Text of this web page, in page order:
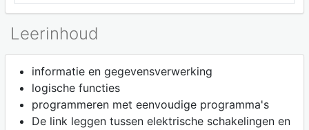
Leerinhoud
informatie en gegevensverwerking
logische functies
programmeren met eenvoudige programma's
De link leggen tussen elektrische schakelingen en